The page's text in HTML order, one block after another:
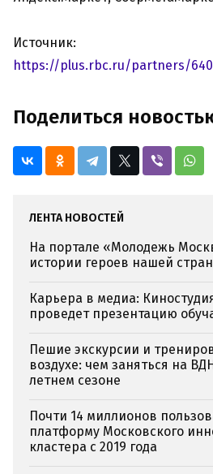
Источник:
https://plus.rbc.ru/partners/
Поделиться
ЛЕНТА НОВОСТЕЙ
На портале «Молодежь
истории героев нашей
Карьера в медиа:
проведет презентацию
Пешие экскурсии и
воздухе: чем заняться на
летнем сезоне
Почти 14 миллионов
платформу Московского
кластера с 2019 года